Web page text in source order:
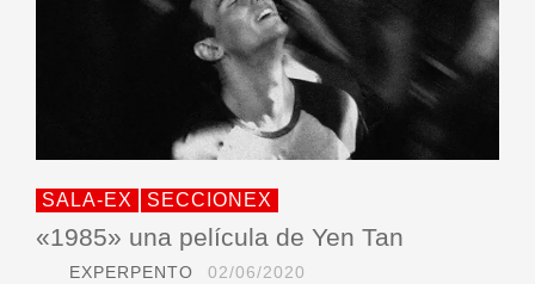
SALA-EX SECCIONEX
«1985» una película de Yen Tan
EXPERPENTO 02/06/2020